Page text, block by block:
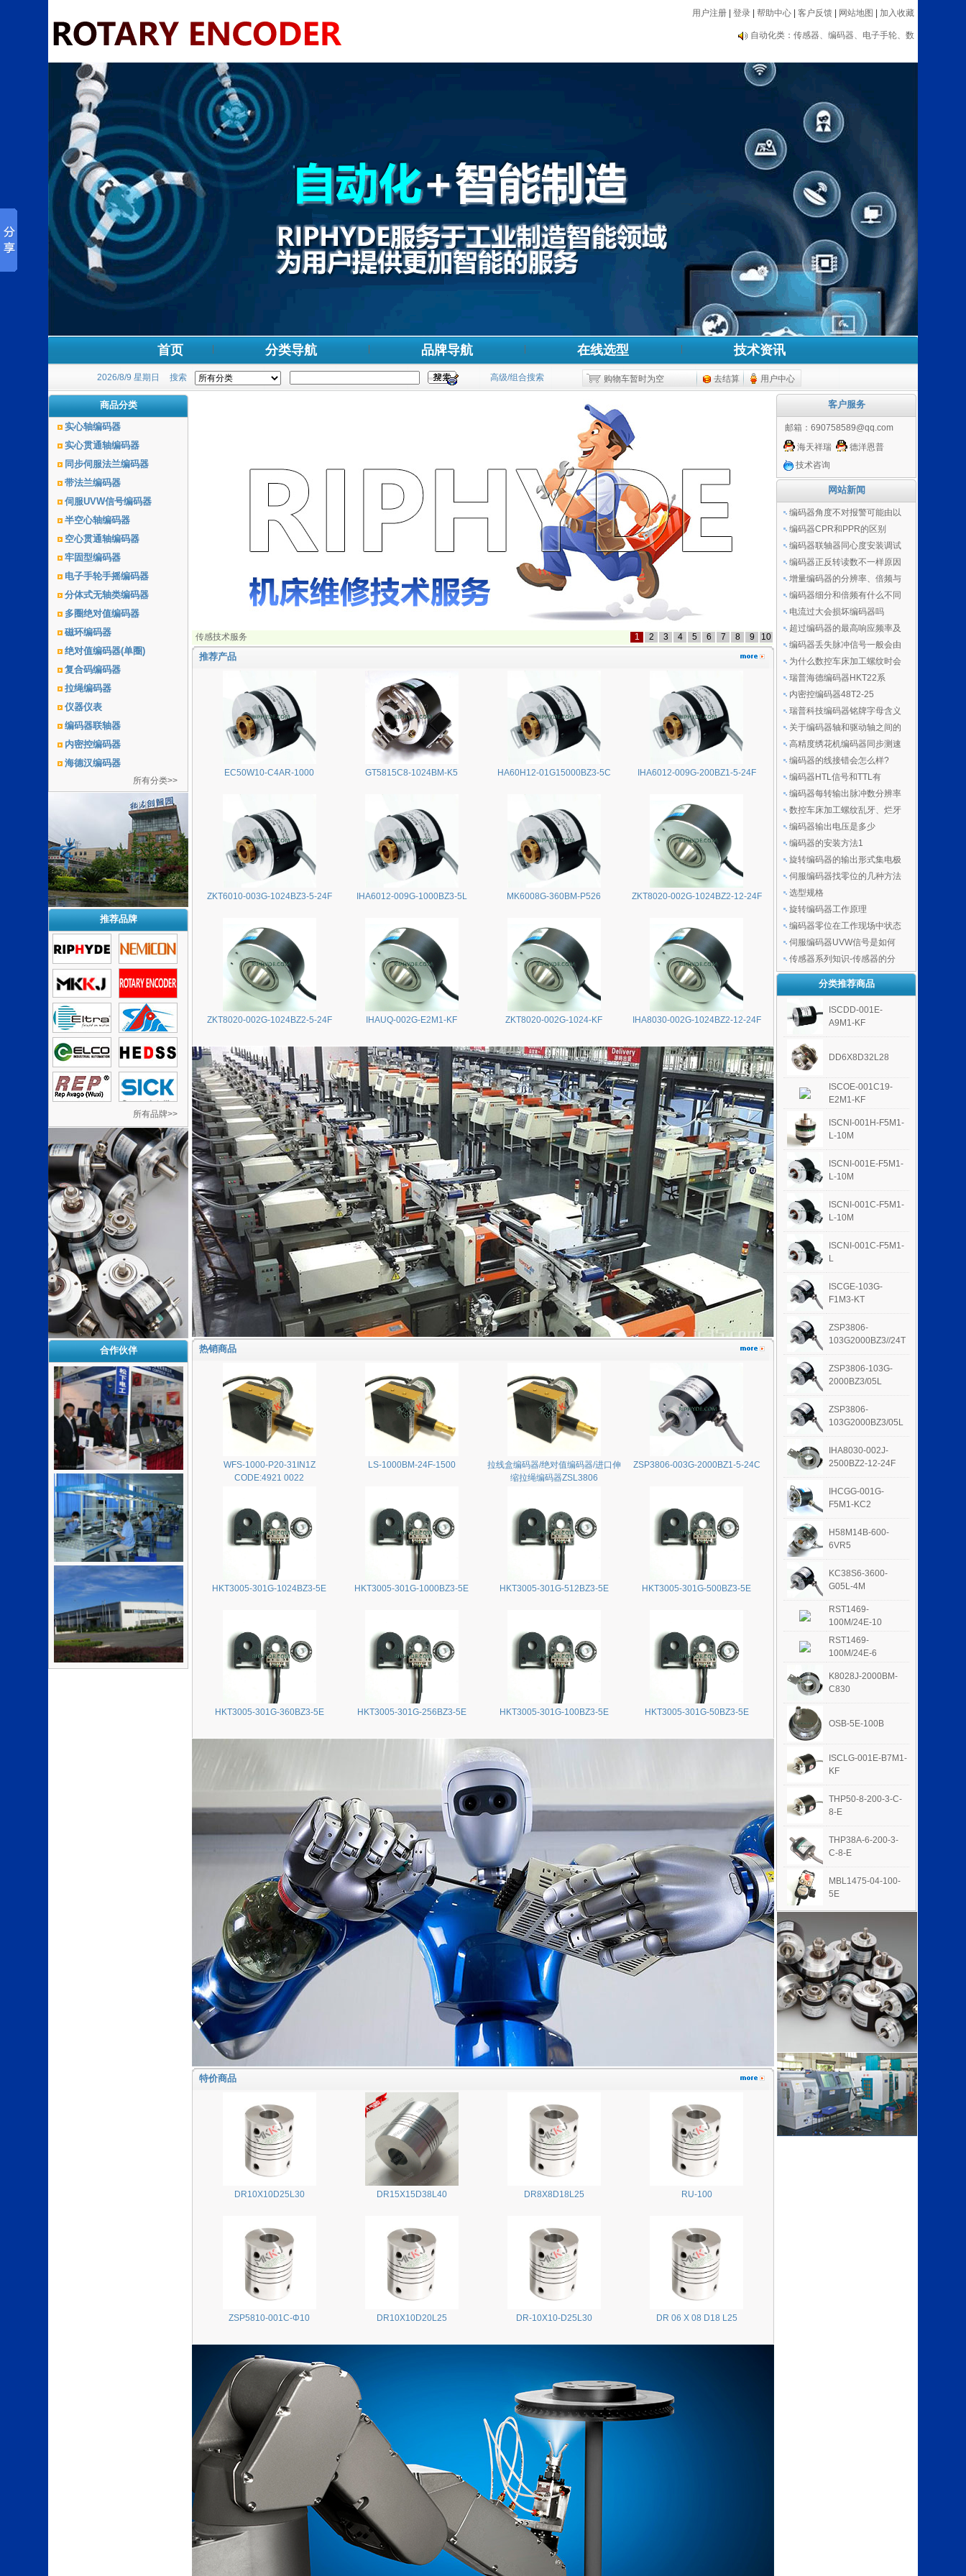
用户注册 登录 帮助中心 客户反馈 网站地图 加入收藏
编码器大品牌推荐：海德汉、内密控、欧姆
龙、光洋等
自动化类：传感器、编码器、电子手轮、数
龙、光洋等
自动化类：传感器、编码器、电子手轮、数
显表、测速器等设备
首页 分类导航 品牌导航 在线选型 技术资讯
2026/8/9 星期日 搜索 高级/组合搜索 购物车暂时为空 去结算 用户中心
商品分类
实心轴编码器
实心贯通轴编码器
同步伺服法兰编码器
带法兰编码器
伺服UVW信号编码器
半空心轴编码器
空心贯通轴编码器
牢固型编码器
电子手轮手摇编码器
分体式无轴类编码器
多圈绝对值编码器
磁环编码器
绝对值编码器(单圈)
复合码编码器
拉绳编码器
仪器仪表
编码器联轴器
内密控编码器
海德汉编码器
所有分类>>
推荐品牌
所有品牌>>
合作伙伴
传感技术服务 1 2 3 4 5 6 7 8 9 10
推荐产品
EC50W10-C4AR-1000 GT5815C8-1024BM-K5 HA60H12-01G15000BZ3-5C IHA6012-009G-200BZ1-5-24F
ZKT6010-003G-1024BZ3-5-24F IHA6012-009G-1000BZ3-5L MK6008G-360BM-P526 ZKT8020-002G-1024BZ2-12-24F
ZKT8020-002G-1024BZ2-5-24F IHAUQ-002G-E2M1-KF ZKT8020-002G-1024-KF IHA8030-002G-1024BZ2-12-24F
热销商品
WFS-1000-P20-31IN1Z
CODE:4921 0022
LS-1000BM-24F-1500
拉线盒编码器/绝对值编码器/进口伸
缩拉绳编码器ZSL3806
ZSP3806-003G-2000BZ1-5-24C
HKT3005-301G-1024BZ3-5E HKT3005-301G-1000BZ3-5E HKT3005-301G-512BZ3-5E HKT3005-301G-500BZ3-5E
HKT3005-301G-360BZ3-5E HKT3005-301G-256BZ3-5E HKT3005-301G-100BZ3-5E HKT3005-301G-50BZ3-5E
特价商品
DR10X10D25L30 DR15X15D38L40 DR8X8D18L25 RU-100
ZSP5810-001C-Φ10 DR10X10D20L25 DR-10X10-D25L30 DR 06 X 08 D18 L25
客户服务
邮箱： 690758589@qq.com
海天祥瑞
德洋恩普
技术咨询
网站新闻
编码器角度不对报警可能由以
编码器CPR和PPR的区别
编码器联轴器同心度安装调试
编码器正反转读数不一样原因
增量编码器的分辨率、倍频与
编码器细分和倍频有什么不同
电流过大会损坏编码器吗
超过编码器的最高响应频率及
编码器丢失脉冲信号一般会由
为什么数控车床加工螺纹时会
瑞普海德编码器HKT22系
内密控编码器48T2-25
瑞普科技编码器铭牌字母含义
关于编码器轴和驱动轴之间的
高精度绣花机编码器同步测速
编码器的线接错会怎么样?
编码器HTL信号和TTL有
编码器每转输出脉冲数分辨率
数控车床加工螺纹乱牙、烂牙
编码器输出电压是多少
编码器的安装方法1
旋转编码器的输出形式集电极
伺服编码器找零位的几种方法
选型规格
旋转编码器工作原理
编码器零位在工作现场中状态
伺服编码器UVW信号是如何
传感器系列知识-传感器的分
分类推荐商品
ISCDD-001E-
A9M1-KF
DD6X8D32L28
ISCOE-001C19-
E2M1-KF
ISCNI-001H-F5M1-
L-10M
ISCNI-001E-F5M1-
L-10M
ISCNI-001C-F5M1-
L-10M
ISCNI-001C-F5M1-
L
ISCGE-103G-
F1M3-KT
ZSP3806-
103G2000BZ3//24T
ZSP3806-103G-
2000BZ3/05L
ZSP3806-
103G2000BZ3/05L
IHA8030-002J-
2500BZ2-12-24F
IHCGG-001G-
F5M1-KC2
H58M14B-600-
6VR5
KC38S6-3600-
G05L-4M
RST1469-
100M/24E-10
RST1469-
100M/24E-6
K8028J-2000BM-
C830
OSB-5E-100B
ISCLG-001E-B7M1-
KF
THP50-8-200-3-C-
8-E
THP38A-6-200-3-
C-8-E
MBL1475-04-100-
5E